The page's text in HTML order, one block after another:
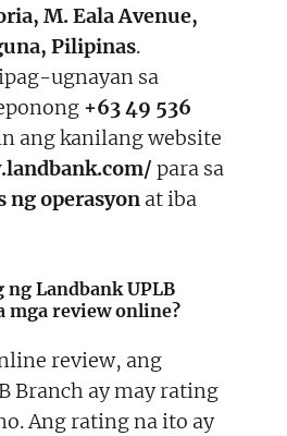
M. Eala Avenue,
Pilipinas.
ugnayan sa
+63 49 536
ang kanilang website
para sa
ng operasyon at iba
Landbank UPLB
mga review online?
review, ang
Branch ay may rating
Ang rating na ito ay